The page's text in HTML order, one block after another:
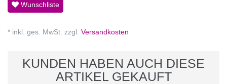
Wunschliste
* inkl. ges. MwSt. zzgl. Versandkosten
KUNDEN HABEN AUCH DIESE
ARTIKEL GEKAUFT